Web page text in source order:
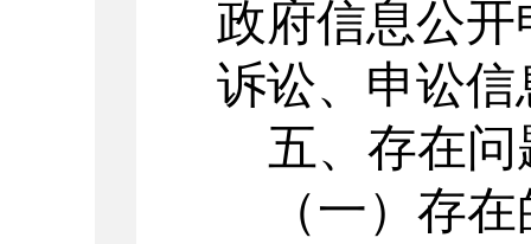
政府信息公
诉讼、申讼信
五、存在
（一）存